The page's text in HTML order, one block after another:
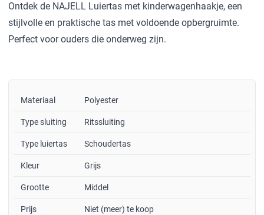
Ontdek de NAJELL Luiertas met kinderwagenhaakje, een
stijlvolle en praktische tas met voldoende opbergruimte.
Perfect voor ouders die onderweg zijn.
Materiaal Polyester
Type sluiting Ritssluiting
Type luiertas Schoudertas
Kleur Grijs
Grootte Middel
Prijs Niet (meer) te koop